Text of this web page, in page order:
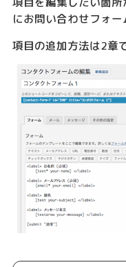
にお問い合わせフォー
項目の追加方法は2章